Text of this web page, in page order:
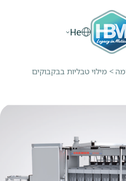
He
> מילוי טבליות בבקבוקים